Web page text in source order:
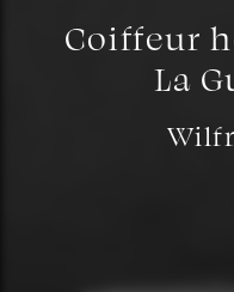
Coiffeur
La